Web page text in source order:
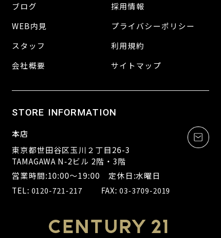
ブログ
WEB内見
スタッフ
会社概要
採用情報
プライバシーポリシー
利用規約
サイトマップ
STORE INFORMATION
本店
東京都世田谷区玉川２丁目26-3
TAMAGAWA N-2ビル 2階・3階
営業時間:10:00～19:00 定休日:水曜日
TEL: 0120-721-217 FAX:03-3709-2019